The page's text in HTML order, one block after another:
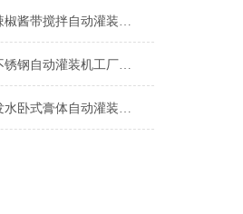
膏体单头辣椒酱带搅拌自动灌装机特点
粘稠膏体不锈钢自动灌装机工厂生产
不锈钢洗发水卧式膏体自动灌装机500ml设备